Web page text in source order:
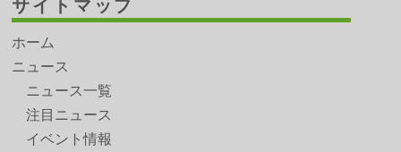
サイトマップ
ホーム
ニュース
ニュース一覧
注目ニュース
イベント情報